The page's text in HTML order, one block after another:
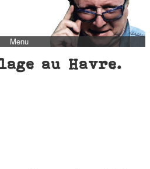
Menu
biblio
au Havre.